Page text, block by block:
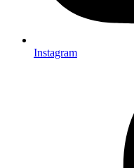
Instagram